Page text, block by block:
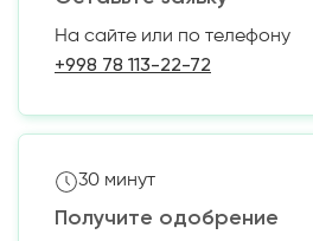
На сайте или по телефону
+998 78 113-22-72
30 минут
Получите одобрение